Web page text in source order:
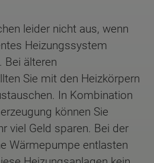
leider nicht aus, wenn
Heizungssystem
Bei älteren
Sie mit den Heizkörpern
In Kombination
können Sie
viel Geld sparen. Bei der
Wärmepumpe entlasten